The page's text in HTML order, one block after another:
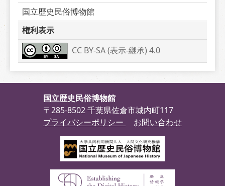
国立歴史民俗博物館
権利表示
CC BY-SA (表示-継承) 4.0
国立歴史民俗博物館
〒285-8502 千葉県佐倉市城内町117
プライバシーポリシー
お問い合わせ